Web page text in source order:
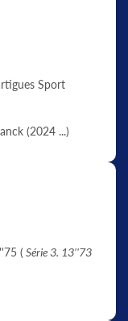
Sport
(2024 ...)
( Série 3. 13''73